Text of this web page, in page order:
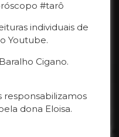
#tarô
individuais de
Youtube.
Cigano.
dona Eloisa.